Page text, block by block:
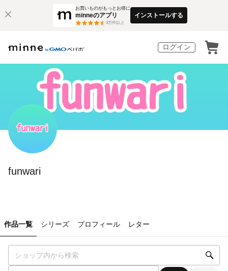
お買いものがもっとお得に
minneのアプリ
3万件以上
インストールする
ログイン
funwari
作品一覧 シリーズ プロフィール レター